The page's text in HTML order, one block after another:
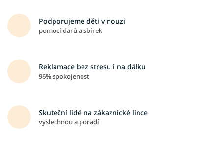
Podporujeme děti v nouzi
pomocí darů a sbírek
Reklamace bez stresu i na dálku
96% spokojenost
Skuteční lidé na zákaznické lince
vyslechnou a poradí